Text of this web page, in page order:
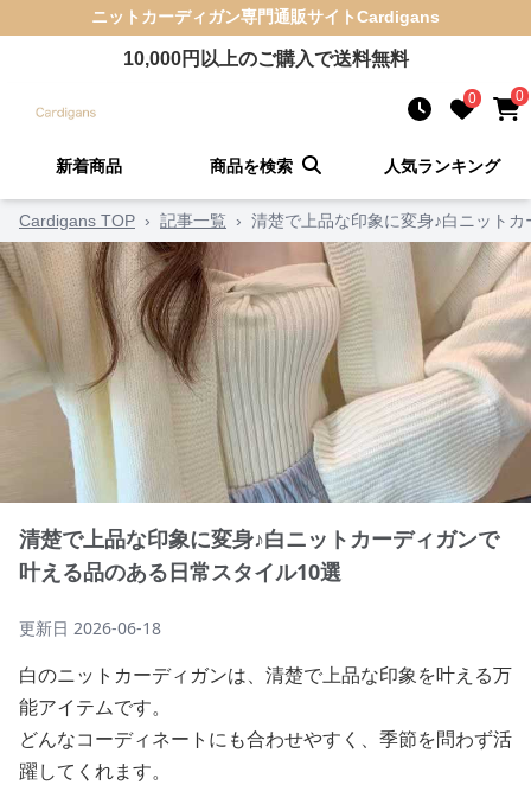
ニットカーディガン専門通販サイトCardigans
10,000円以上のご購入で送料無料
0 0
新着商品 商品を検索 人気ランキング
Cardigans TOP › 記事一覧 › 清楚で上品な印象に変身♪白ニット
清楚で上品な印象に変身♪白ニットカーディガンで
叶える品のある日常スタイル10選
更新日 2026-06-18
白のニットカーディガンは、清楚で上品な印象を叶える万
能アイテムです。
どんなコーディネートにも合わせやすく、季節を問わず活
躍してくれます。